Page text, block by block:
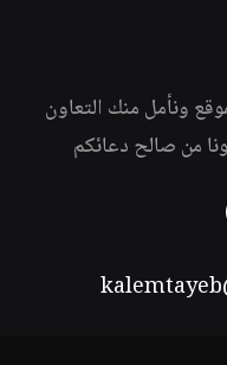
ونأمل منك التعاون
من صالح دعائكم